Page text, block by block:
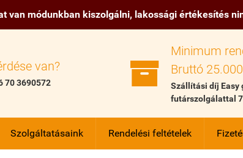
van módunkban kiszolgálni, lakossági értékesítés
van?
70 3690572 
Minimum
Bruttó
Szállítási díj Easy
futárszolgálattal
Szolgáltatásaink Rendelési feltételek